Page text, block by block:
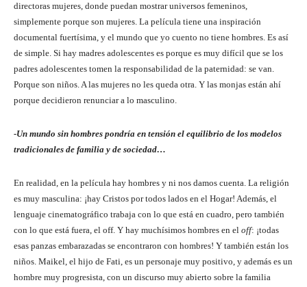
directoras mujeres, donde puedan mostrar universos femeninos,
simplemente porque son mujeres. La película tiene una inspiración
documental fuertísima, y el mundo que yo cuento no tiene hombres. Es así
de simple. Si hay madres adolescentes es porque es muy difícil que se los
padres adolescentes tomen la responsabilidad de la paternidad: se van.
Porque son niños. A las mujeres no les queda otra. Y las monjas están ahí
porque decidieron renunciar a lo masculino.
-Un mundo sin hombres pondría en tensión el equilibrio de los modelos
tradicionales de familia y de sociedad…
En realidad, en la película hay hombres y ni nos damos cuenta. La religión
es muy masculina: ¡hay Cristos por todos lados en el Hogar! Además, el
lenguaje cinematográfico trabaja con lo que está en cuadro, pero también
con lo que está fuera, el off. Y hay muchísimos hombres en el off: ¡todas
esas panzas embarazadas se encontraron con hombres! Y también están los
niños. Maikel, el hijo de Fati, es un personaje muy positivo, y además es un
hombre muy progresista, con un discurso muy abierto sobre la familia